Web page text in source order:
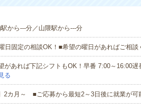
から---分／山隈駅から---分
日固定の相談OK！■希望の曜日があればご相談
があれば下記シフトもOK！早番 7:00～16:00遅
る
2カ月～ ■ご応募から最短2～3日後に就業が可